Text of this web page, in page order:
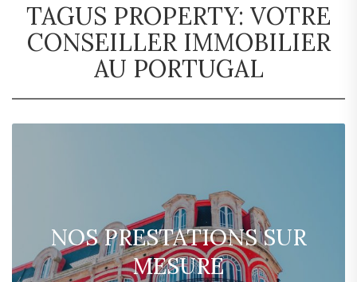
TAGUS PROPERTY: VOTRE
CONSEILLER IMMOBILIER
AU PORTUGAL
NOS PRESTATIONS SUR
MESURE